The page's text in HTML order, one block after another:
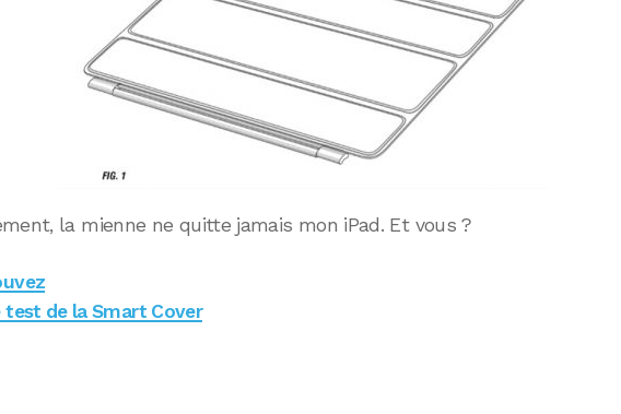
la mienne ne quitte jamais mon iPad. Et vous ?
test de la Smart Cover